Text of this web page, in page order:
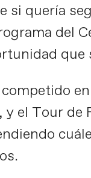
si quería
del
que
el Tour